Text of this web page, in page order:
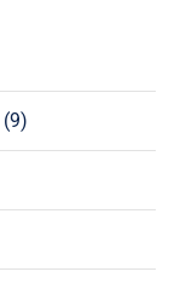
(9)